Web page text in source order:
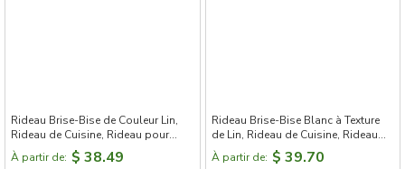
Rideau Brise-Bise de Couleur Lin,
Rideau de Cuisine, Rideau pour
Placard de Cuisine
À partir de: $ 38.49
Rideau Brise-Bise Blanc à Texture
de Lin, Rideau de Cuisine, Rideau
Cuisine Porte
À partir de: $ 39.70